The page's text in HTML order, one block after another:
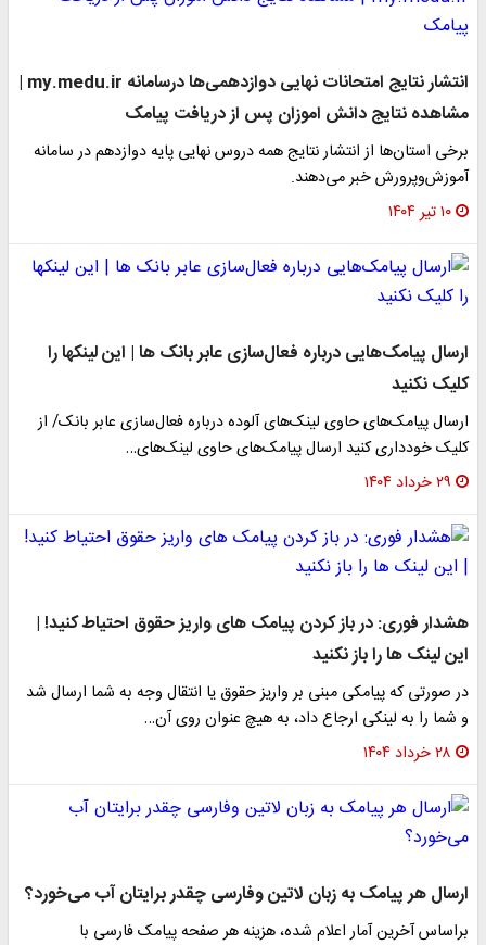
انتشار نتایج امتحانات نهایی دوازدهمی‌ها درسامانه my.medu.ir |
مشاهده نتایج دانش اموزان پس از دریافت پیامک
برخی استان‌ها از انتشار نتایج همه دروس نهایی پایه دوازدهم در سامانه
آموزش‌وپرورش خبر می‌دهند.
۱۰ تیر ۱۴۰۴
ارسال پیامک‌هایی درباره فعال‌سازی عابر بانک ها | این لینکها را
کلیک نکنید
ارسال پیامک‌های حاوی لینک‌های آلوده درباره فعال‌سازی عابر بانک/ از
کلیک خودداری کنید ارسال پیامک‌های حاوی لینک‌های…
۲۹ خرداد ۱۴۰۴
هشدار فوری: در باز کردن پیامک های واریز حقوق احتیاط کنید! |
این لینک ها را باز نکنید
در صورتی که پیامکی مبنی بر واریز حقوق یا انتقال وجه به شما ارسال شد
و شما را به لینکی ارجاع داد، به هیچ عنوان روی آن…
۲۸ خرداد ۱۴۰۴
ارسال هر پیامک به زبان لاتین وفارسی چقدر برایتان آب می‌خورد؟
براساس آخرین آمار اعلام شده، هزینه هر صفحه پیامک فارسی با